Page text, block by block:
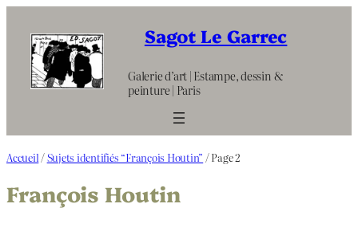
contenu
Sagot Le Garrec
Galerie d’art | Estampe, dessin &
peinture | Paris
Accueil /Sujets identifiés “François Houtin” / Page 2
François Houtin